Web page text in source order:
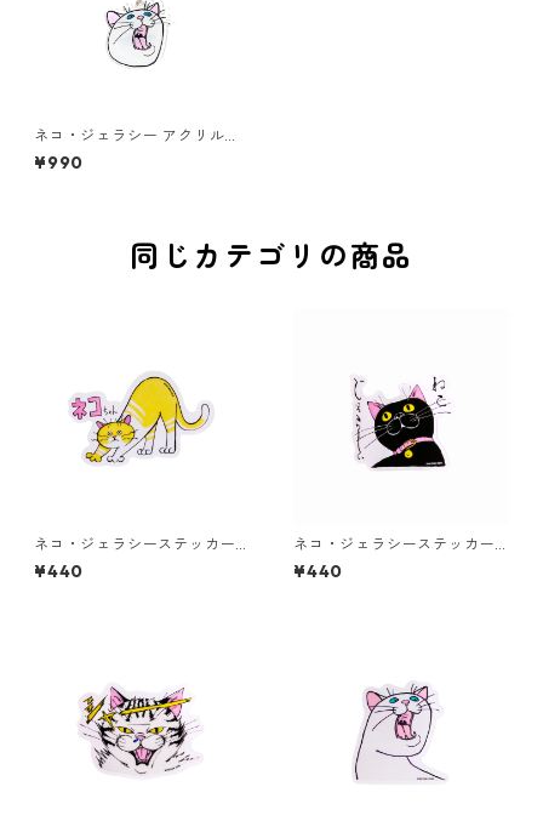
ネコ・ジェラシー アクリルキ
ーホルダー しろねこ
¥990
同じカテゴリの商品
ネコ・ジェラシーステッカー
クリーム
¥440
ネコ・ジェラシーステッカー
くろねこ
¥440